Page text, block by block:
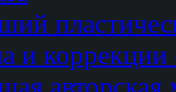
и коррекции
авторская